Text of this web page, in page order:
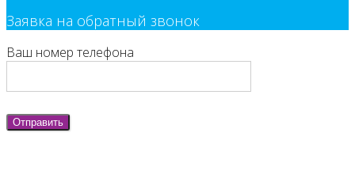
Заявка на обратный звонок
Ваш номер телефона
Отправить